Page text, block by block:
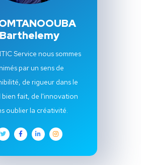
Barthelemy
Service nous sommes
par un sens de
de rigueur dans le
bien fait, de l'innovation
oublier la créativité.